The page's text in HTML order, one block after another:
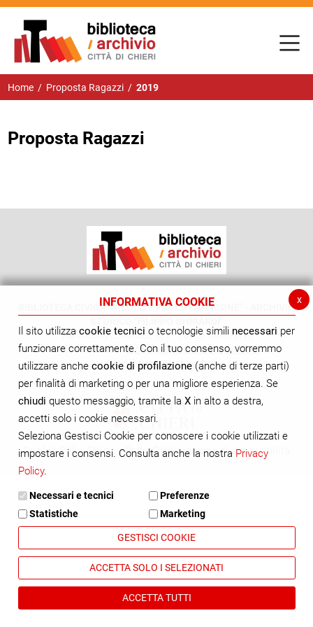
Home / Proposta Ragazzi / 2019
Proposta Ragazzi
BIBLIOTECA CIVICA "NICOLÒ E PAOLA FRANCONE" - ARCHIVIO
Via Vittorio Emanuele II, 1 - 10023 Chieri (TO)
tel. 0119428400 -biblioteca@comune.chieri.to.it-
archivio@comune.chieri.to.it
Cookie PolicyPrivacy PolicyDichiarazione di accessibilità
x
INFORMATIVA COOKIE
Il sito utilizza cookie tecnici o tecnologie simili necessari per
funzionare correttamente. Con il tuo consenso, vorremmo
utilizzare anche cookie di profilazione(anche di terze parti)
per finalità di marketing o per una migliore esperienza. Se
chiudi questo messaggio, tramite la Xin alto a destra,
accetti solo i cookie necessari.
Seleziona Gestisci Cookie per conoscere i cookie utilizzati e
impostare i consensi. Consulta anche la nostra Privacy
Policy.
Necessari e tecnici
Preferenze
Statistiche
Marketing
GESTISCI COOKIE
ACCETTA SOLO I SELEZIONATI
ACCETTA TUTTI